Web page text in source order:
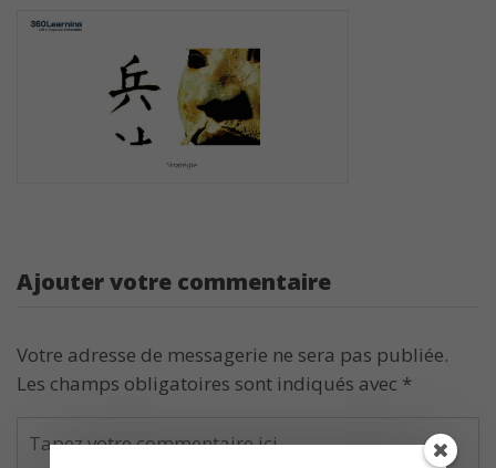
Ajouter votre commentaire
Votre adresse de messagerie ne sera pas publiée.
Les champs obligatoires sont indiqués avec *